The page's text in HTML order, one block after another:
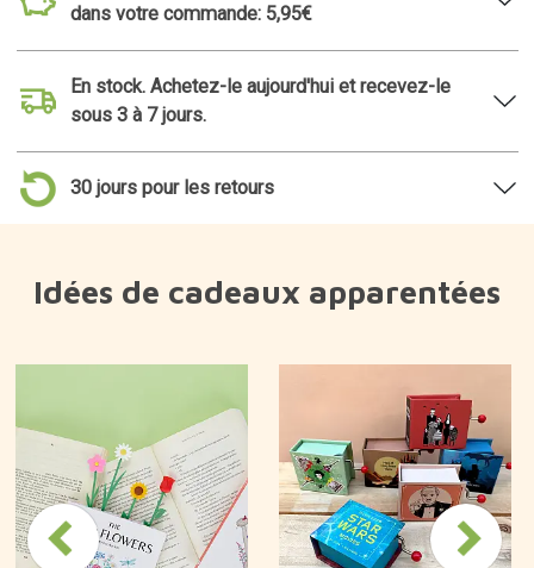
dans votre commande: 5,95€
En stock. Achetez-le aujourd'hui et recevez-le
sous 3 à 7 jours.
30 jours pour les retours
Idées de cadeaux apparentées